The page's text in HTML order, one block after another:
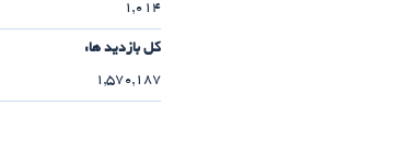
1,014
کل بازدید ها:
1,570,187